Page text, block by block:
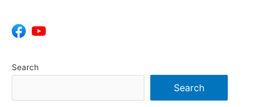
Search
Search